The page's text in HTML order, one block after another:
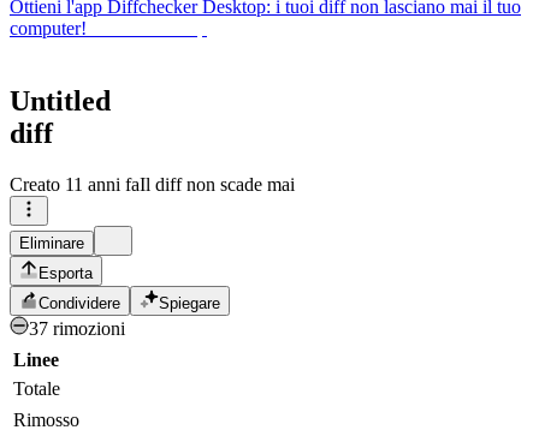
Ottieni l'app Diffchecker Desktop: i tuoi diff non lasciano mai il tuo
computer!
Untitled
diff
Creato 11 anni faIl diff non scade mai
Eliminare
Esporta
Condividere
Spiegare
37 rimozioni
Linee
Totale
Rimosso